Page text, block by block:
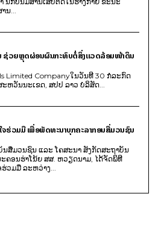
ນ...
ຊ່ວຍຫຼຸດຜ່ອນຜົນກະທົບຕໍ່ສິ່ງແວດລ້ອມໜ້າດິນ
Limited Companyໃນວັນທີ 30 ກໍລະກົດ
ຫວັນນະເຂດ, ສປປ ລາວ ບໍລິສັດ...
ຈຮ່ວມມື ເພື່ອພັດທະນາບຸກຄະລາກອນສື່ມວນຊົນ
ນສື່ມວນຊົນ ແລະ ໂຄສະນາ ສັງກັດສະຖາບັນ
ຄອນຮ່າໂນ້ຍ ສສ. ຫວຽດນາມ, ໄດ້ຈັດພິທີ
ວມມື ລະຫວ່າງ...